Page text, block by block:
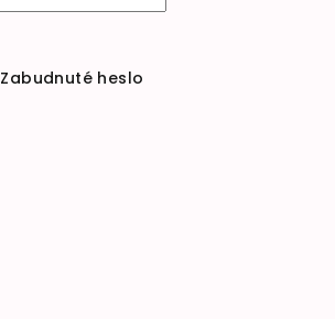
Zabudnuté heslo